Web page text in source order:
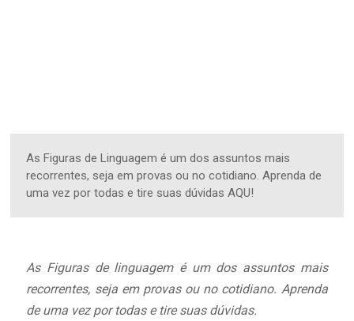
As Figuras de Linguagem é um dos assuntos mais
recorrentes, seja em provas ou no cotidiano. Aprenda de
uma vez por todas e tire suas dúvidas AQU!
As Figuras de linguagem é um dos assuntos mais
recorrentes, seja em provas ou no cotidiano. Aprenda
de uma vez por todas e tire suas dúvidas.